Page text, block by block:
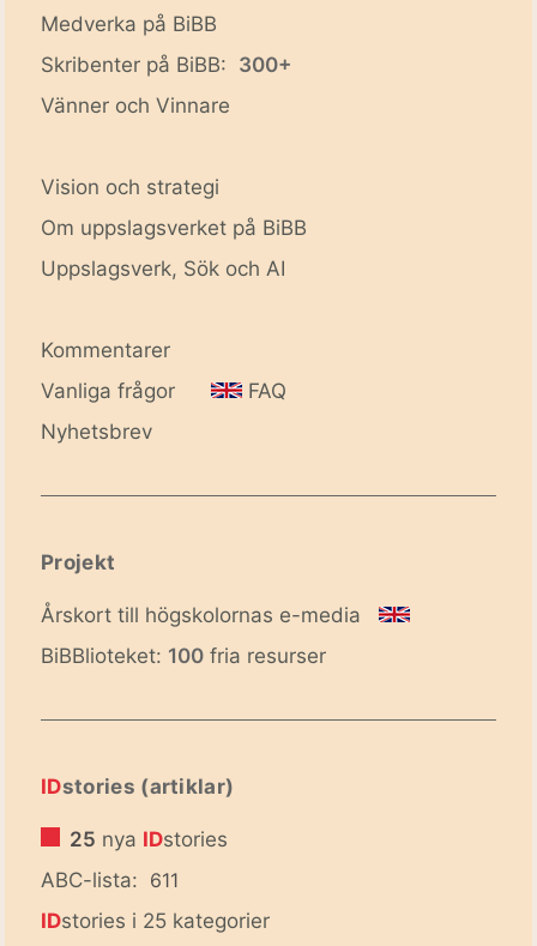
Medverka på BiBB
Skribenter på BiBB: 300+
Vänner och Vinnare
Vision och strategi
Om uppslagsverket på BiBB
Uppslagsverk, Sök och AI
Kommentarer
Vanliga frågor
FAQ
Nyhetsbrev
Projekt
Årskort till högskolornas e-media
BiBBlioteket: 100 fria resurser
IDstories (artiklar)
25 nya IDstories
ABC-lista: 611
IDstories i 25 kategorier